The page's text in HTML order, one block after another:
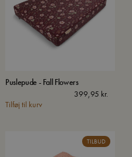
Puslepude - Fall Flowers
399,95 kr.
Tilføj til kurv
TILBUD